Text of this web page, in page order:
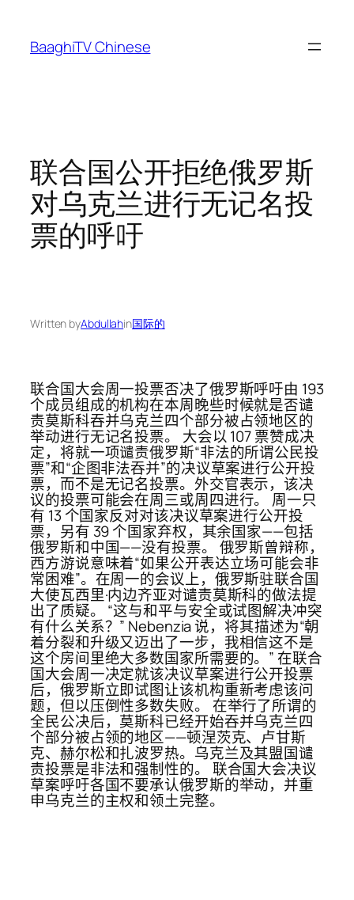
content
BaaghiTV Chinese
联合国公开拒绝俄罗斯
对乌克兰进行无记名投
票的呼吁
Written byAbdullahin国际的
联合国大会周一投票否决了俄罗斯呼吁由 193
个成员组成的机构在本周晚些时候就是否谴
责莫斯科吞并乌克兰四个部分被占领地区的
举动进行无记名投票。 大会以 107 票赞成决
定，将就一项谴责俄罗斯“非法的所谓公民投
票”和“企图非法吞并”的决议草案进行公开投
票，而不是无记名投票。外交官表示，该决
议的投票可能会在周三或周四进行。 周一只
有 13 个国家反对对该决议草案进行公开投
票，另有 39 个国家弃权，其余国家——包括
俄罗斯和中国——没有投票。 俄罗斯曾辩称，
西方游说意味着“如果公开表达立场可能会非
常困难”。在周一的会议上，俄罗斯驻联合国
大使瓦西里·内边齐亚对谴责莫斯科的做法提
出了质疑。 “这与和平与安全或试图解决冲突
有什么关系？” Nebenzia 说，将其描述为“朝
着分裂和升级又迈出了一步，我相信这不是
这个房间里绝大多数国家所需要的。” 在联合
国大会周一决定就该决议草案进行公开投票
后，俄罗斯立即试图让该机构重新考虑该问
题，但以压倒性多数失败。 在举行了所谓的
全民公决后，莫斯科已经开始吞并乌克兰四
个部分被占领的地区——顿涅茨克、卢甘斯
克、赫尔松和扎波罗热。乌克兰及其盟国谴
责投票是非法和强制性的。 联合国大会决议
草案呼吁各国不要承认俄罗斯的举动，并重
申乌克兰的主权和领土完整。